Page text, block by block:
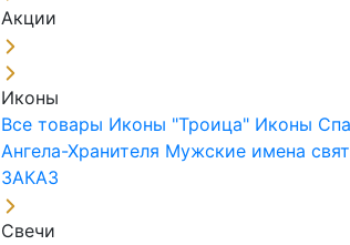
Акции
Иконы
Все товары Иконы "Троица" Иконы
Ангела-Хранителя Мужские имена
ЗАКАЗ
Свечи